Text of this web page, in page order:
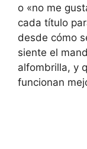
o «no me
cada título
desde cómo
siente el
alfombrilla, y
funcionan